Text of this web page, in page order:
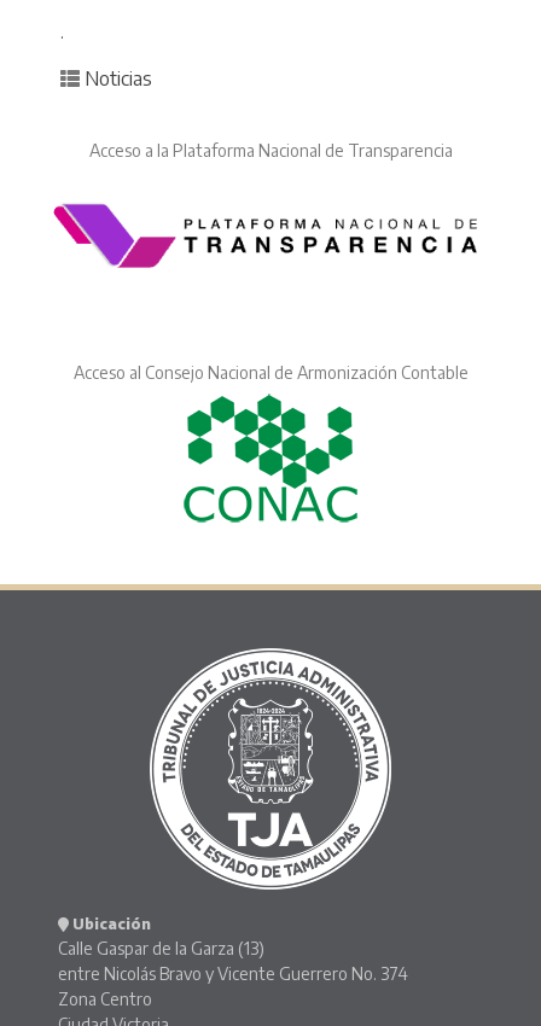
.
Posted in
Noticias
Acceso a la Plataforma Nacional de Transparencia
Acceso al Consejo Nacional de Armonización Contable
Ubicación
Calle Gaspar de la Garza (13)
entre Nicolás Bravo y Vicente Guerrero No. 374
Zona Centro